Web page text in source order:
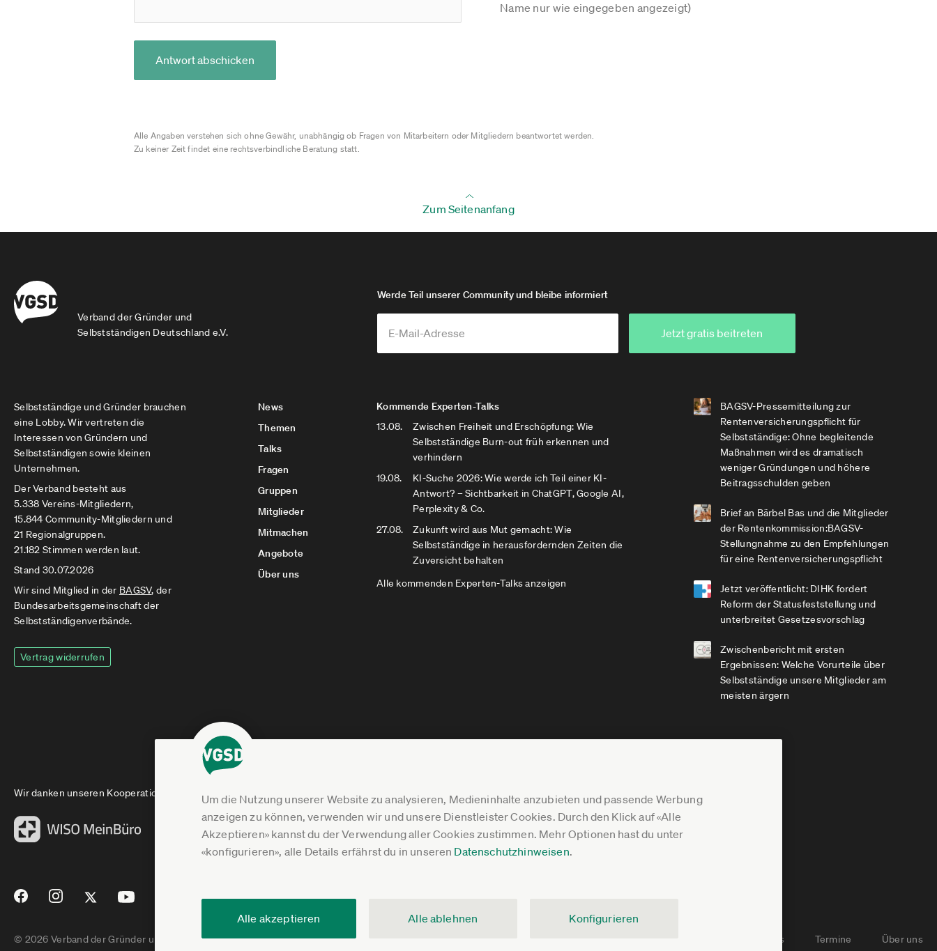
Um die Nutzung unserer Website zu analysieren, Medieninhalte anzubieten und passende Werbung
anzeigen zu können, verwenden wir und unsere Dienstleister Cookies. Durch den Klick auf «Alle
Akzeptieren» kannst du der Verwendung aller Cookies zustimmen. Mehr Optionen hast du unter
«konfigurieren», alle Details erfährst du in unseren Datenschutzhinweisen.
Alle akzeptieren Alle ablehnen Konfigurieren
Name nur wie eingegeben angezeigt)
Antwort abschicken
Alle Angaben verstehen sich ohne Gewähr, unabhängig ob Fragen von Mitarbeitern oder Mitgliedern beantwortet werden.
Zu keiner Zeit findet eine rechtsverbindliche Beratung statt.
Zum Seitenanfang
Verband der Gründer und
Selbstständigen Deutschland e.V.
Werde Teil unserer Community und bleibe informiert
Jetzt gratis beitreten
Selbstständige und Gründer brauchen
eine Lobby. Wir vertreten die
Interessen von Gründern und
Selbstständigen sowie kleinen
Unternehmen.
Der Verband besteht aus
5.338 Vereins-Mitgliedern,
15.844 Community-Mitgliedern und
21 Regionalgruppen.
21.182 Stimmen werden laut.
Stand 30.07.2026
Wir sind Mitglied in der BAGSV, der
Bundesarbeitsgemeinschaft der
Selbstständigenverbände.
Vertrag widerrufen
News
Themen
Talks
Fragen
Gruppen
Mitglieder
Mitmachen
Angebote
Über uns
Kommende Experten-Talks
13.08.
Zwischen Freiheit und Erschöpfung: Wie
Selbstständige Burn-out früh erkennen und
verhindern
19.08.
KI-Suche 2026: Wie werde ich Teil einer KI-
Antwort? – Sichtbarkeit in ChatGPT, Google AI,
Perplexity & Co.
27.08.
Zukunft wird aus Mut gemacht: Wie
Selbstständige in herausfordernden Zeiten die
Zuversicht behalten
Alle kommenden Experten-Talks anzeigen
BAGSV-Pressemitteilung zur
Rentenversicherungspflicht für
Selbstständige: Ohne begleitende
Maßnahmen wird es dramatisch
weniger Gründungen und höhere
Beitragsschulden geben
Brief an Bärbel Bas und die Mitglieder
der Rentenkommission:BAGSV-
Stellungnahme zu den Empfehlungen
für eine Rentenversicherungspflicht
Jetzt veröffentlicht: DIHK fordert
Reform der Statusfeststellung und
unterbreitet Gesetzesvorschlag
Zwischenbericht mit ersten
Ergebnissen: Welche Vorurteile über
Selbstständige unsere Mitglieder am
meisten ärgern
Wir danken unseren Kooperationspartnern
© 2026 Verband der Gründer und Selbstständigen Deutschland e.V. Jobs Termine Über uns